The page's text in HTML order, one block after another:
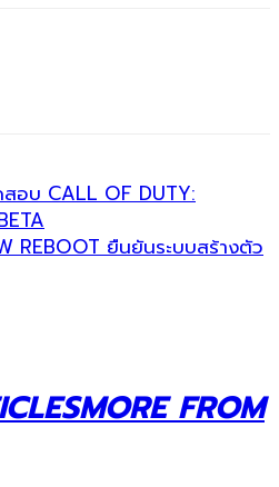
อบ CALL OF DUTY:
REBOOT ยืนยันระบบสร้างตัว
MORE FROM